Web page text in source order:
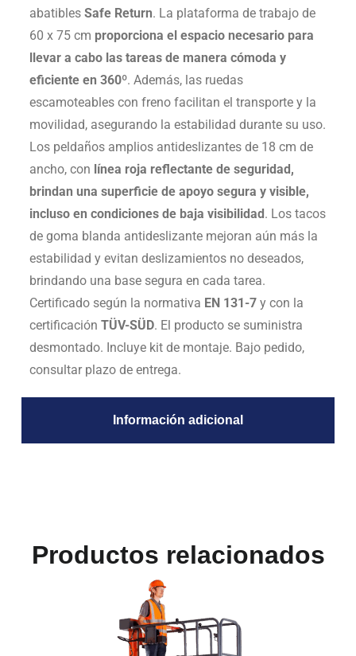
Información adicional
abatibles Safe Return. La plataforma de trabajo de
60 x 75 cm proporciona el espacio necesario para
llevar a cabo las tareas de manera cómoda y
eficiente en 360º. Además, las ruedas
escamoteables con freno facilitan el transporte y la
movilidad, asegurando la estabilidad durante su uso.
Los peldaños amplios antideslizantes de 18 cm de
ancho, con línea roja reflectante de seguridad,
brindan una superficie de apoyo segura y visible,
incluso en condiciones de baja visibilidad . Los tacos
de goma blanda antideslizante mejoran aún más la
estabilidad y evitan deslizamientos no deseados,
brindando una base segura en cada tarea.
Certificado según la normativa EN 131-7y con la
certificación TÜV-SÜD. El producto se suministra
desmontado. Incluye kit de montaje. Bajo pedido,
consultar plazo de entrega.
Productos relacionados